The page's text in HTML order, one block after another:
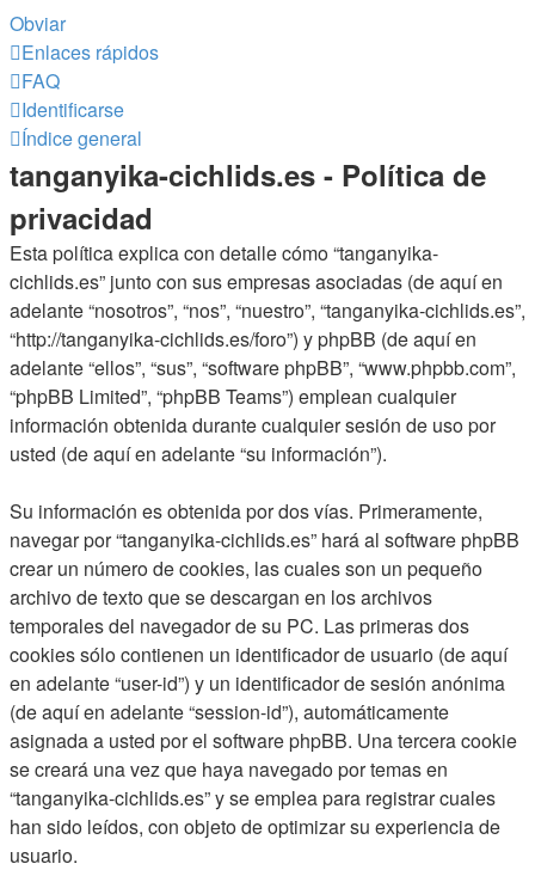
Obviar
Enlaces rápidos
FAQ
Identificarse
Índice general
tanganyika-cichlids.es - Política de
privacidad
Esta política explica con detalle cómo “tanganyika-
cichlids.es” junto con sus empresas asociadas (de aquí en
adelante “nosotros”, “nos”, “nuestro”, “tanganyika-cichlids.es”,
“http://tanganyika-cichlids.es/foro”) y phpBB (de aquí en
adelante “ellos”, “sus”, “software phpBB”, “www.phpbb.com”,
“phpBB Limited”, “phpBB Teams”) emplean cualquier
información obtenida durante cualquier sesión de uso por
usted (de aquí en adelante “su información”).
Su información es obtenida por dos vías. Primeramente,
navegar por “tanganyika-cichlids.es” hará al software phpBB
crear un número de cookies, las cuales son un pequeño
archivo de texto que se descargan en los archivos
temporales del navegador de su PC. Las primeras dos
cookies sólo contienen un identificador de usuario (de aquí
en adelante “user-id”) y un identificador de sesión anónima
(de aquí en adelante “session-id”), automáticamente
asignada a usted por el software phpBB. Una tercera cookie
se creará una vez que haya navegado por temas en
“tanganyika-cichlids.es” y se emplea para registrar cuales
han sido leídos, con objeto de optimizar su experiencia de
usuario.